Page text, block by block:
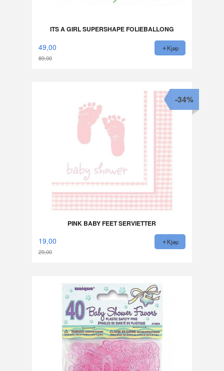
ITS A GIRL SUPERSHAPE FOLIEBALLONG
49,00
89,00
Kjøp
PINK BABY FEET SERVIETTER
19,00
29,00
-34%
Kjøp